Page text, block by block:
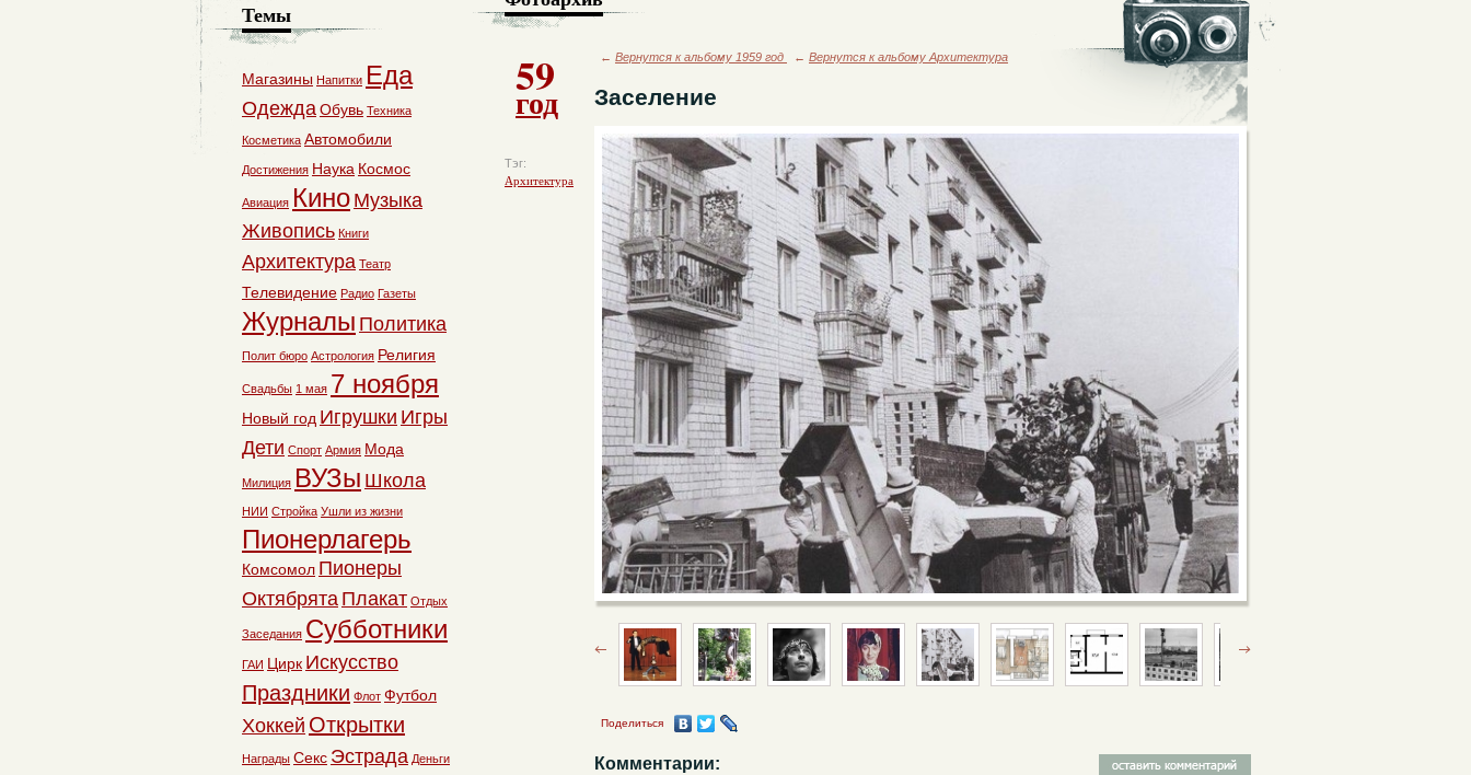
59
год
Тэг:
Архитектура
← Вернутся к альбому 1959 год ← Вернутся к альбому Архитектура
Заселение
Поделиться
Комментарии:
Темы
Магазины Напитки Еда
ОдеждаОбувь Техника
Косметика Автомобили
Достижения Наука Космос
Авиация Кино Музыка
Живопись Книги
Архитектура Театр
Телевидение Радио Газеты
Журналы Политика
Полит бюро Астрология Религия
Свадьбы 1 мая 7 ноября
Новый год Игрушки Игры
Дети Спорт Армия Мода
Милиция ВУЗы Школа
НИИ Стройка Ушли из жизни
Пионерлагерь
Комсомол Пионеры
Октябрята Плакат Отдых
Заседания Субботники
ГАИ Цирк Искусство
Праздники Флот Футбол
Хоккей Открытки
Награды Секс Эстрада Деньги